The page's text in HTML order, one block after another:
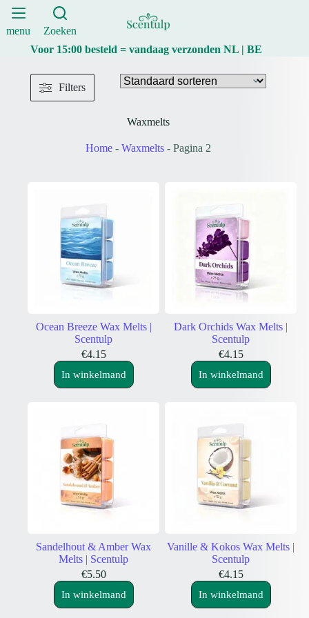
Ga
naar
demenu
Zoeken
Voor 15:00 besteld = vandaag verzonden NL | BE
Waxmelts
Home -Waxmelts -Pagina 2
Ocean Breeze Wax Melts |
Scentulp
€4.15
In winkelmand
Dark Orchids Wax Melts |
Scentulp
€4.15
In winkelmand
Sandelhout & Amber Wax
Melts | Scentulp
€5.50
In winkelmand
Vanille & Kokos Wax Melts |
Scentulp
€4.15
In winkelmand
Filters